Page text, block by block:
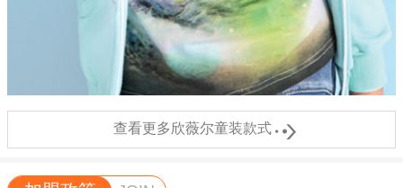
查看更多欣薇尔童装款式